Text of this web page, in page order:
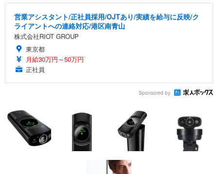
営業アシスタント/正社員採用/OJTあり/実績を給与に反映/ク
ライアントへの連絡対応/港区南青山
株式会社RIOT GROUP
東京都
月給30万円～50万円
正社員
Sponsored by